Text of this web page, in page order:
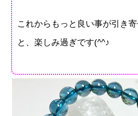
これからもっと良い事が引き
と、楽しみ過ぎです(^^♪